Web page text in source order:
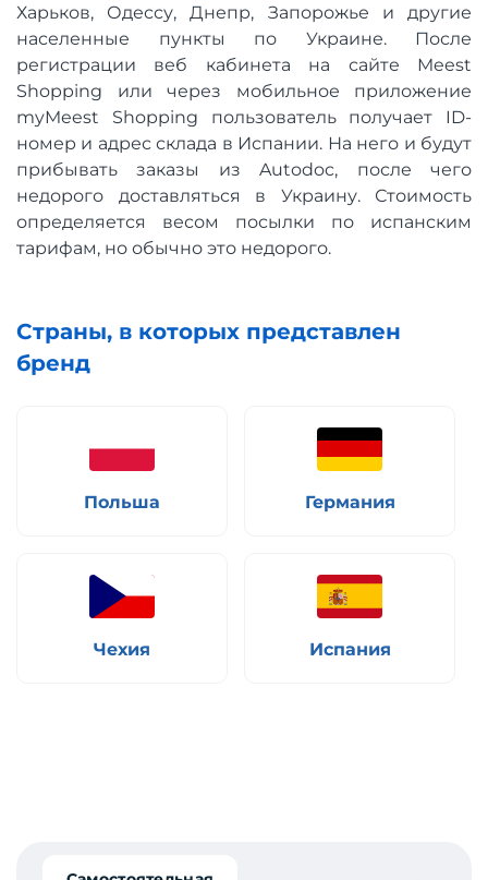
Харьков, Одессу, Днепр, Запорожье и другие
населенные пункты по Украине. После
регистрации веб кабинета на сайте Meest
Shopping или через мобильное приложение
myMeest Shopping пользователь получает ID-
номер и адрес склада в Испании. На него и будут
прибывать заказы из Autodoc, после чего
недорого доставляться в Украину. Стоимость
определяется весом посылки по испанским
тарифам, но обычно это недорого.
Страны, в которых представлен
бренд
Польша Германия
Чехия Испания